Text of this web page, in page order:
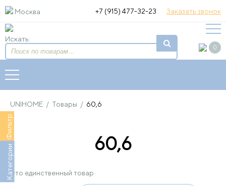
Москва +7 (915) 477-32-23 Заказать звонок
Искать:
0
UNIHOME / Товары / 60,6
Фильтр
Категории 60,6
Это единственный товар